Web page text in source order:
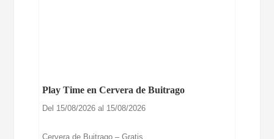
Play Time en Cervera de Buitrago
Del 15/08/2026 al 15/08/2026
Cervera de Buitrago – Gratis